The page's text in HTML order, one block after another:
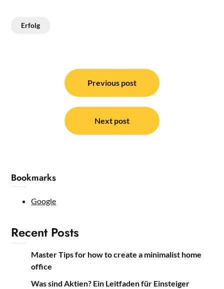
Erfolg
navigation
Previous post
Next post
Bookmarks
Google
Recent Posts
Master Tips for how to create a minimalist home
office
Was sind Aktien? Ein Leitfaden für Einsteiger